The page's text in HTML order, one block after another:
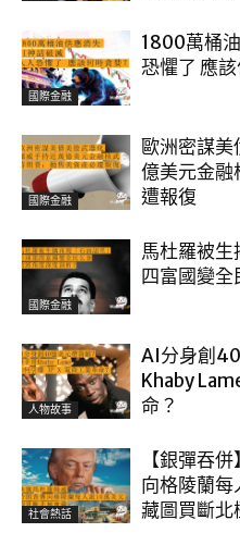
國際金融
1800萬桶
恐懼了 應
國際金融
歐洲密謀美
億美元金融
遭報復
國際金融
馬杜羅被生
四富國變全
人物故事
AI分身創
Khaby
命？
社會熱話
【銀彈吞
向格陵蘭每
藏圖買斷北